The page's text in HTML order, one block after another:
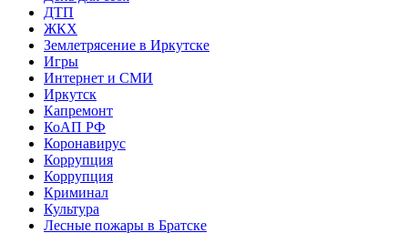
ДТП
ЖКХ
Землетрясение в Иркутске
Игры
Интернет и СМИ
Иркутск
Капремонт
КоАП РФ
Коронавирус
Коррупция
Коррупция
Криминал
Культура
Лесные пожары в Братске